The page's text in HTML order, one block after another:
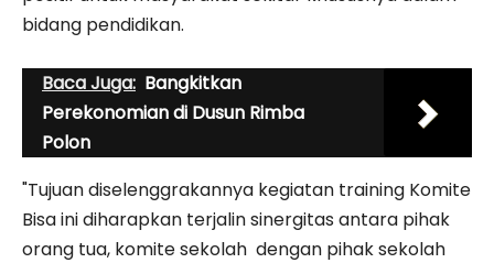
bidang pendidikan.
Baca Juga: Bangkitkan
Perekonomian di Dusun Rimba
Polon
"Tujuan diselenggrakannya kegiatan training Komite
Bisa ini diharapkan terjalin sinergitas antara pihak
orang tua, komite sekolah dengan pihak sekolah